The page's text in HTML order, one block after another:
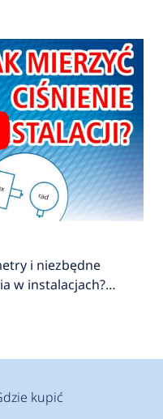
i niezbędne
w instalacjach?
kupić